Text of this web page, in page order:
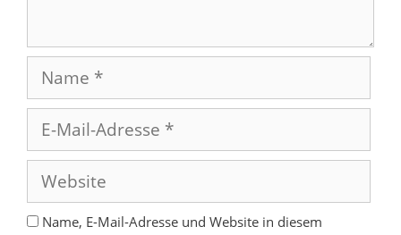
Name
Mail-
Adresse
Website
Name, E-Mail-Adresse und Website in diesem